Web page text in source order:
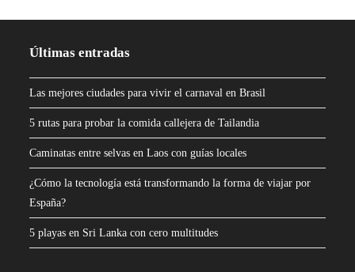
Últimas entradas
Las mejores ciudades para vivir el carnaval en Brasil
5 rutas para probar la comida callejera de Tailandia
Caminatas entre selvas en Laos con guías locales
¿Cómo la tecnología está transformando la forma de viajar por
España?
5 playas en Sri Lanka con cero multitudes